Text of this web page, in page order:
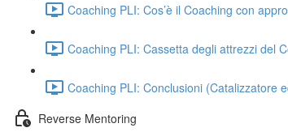
Coaching PLI: Cos’è il Coaching con
Coaching PLI: Cassetta degli attrezzi del
Coaching PLI: Conclusioni (Catalizzatore
Reverse Mentoring